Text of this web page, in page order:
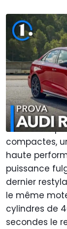
Photo:Motor1.com
Par:
Traduit
28 Oct
L'Audi RS 3
références
compactes,
haute
puissance
dernier
le même
cylindres de
secondes le